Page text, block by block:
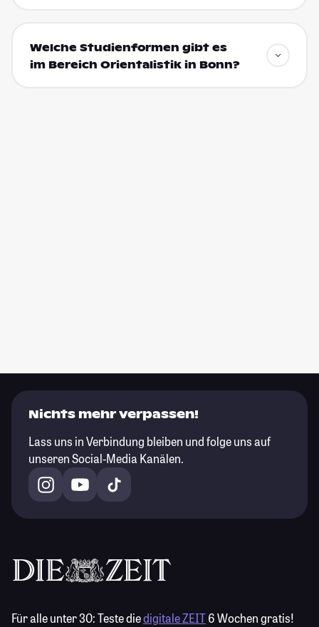
Welche Studienformen gibt es
im Bereich Orientalistik in Bonn?
Nichts mehr verpassen!
Lass uns in Verbindung bleiben und folge uns auf
unseren Social-Media Kanälen.
Für alle unter 30:Teste diedigitale ZEIT6 Wochen gratis!